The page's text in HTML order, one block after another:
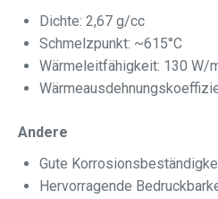
Dichte: 2,67 g/cc
Schmelzpunkt: ~615°C
Wärmeleitfähigkeit: 130 W/
Andere
Gute
Hervorragende